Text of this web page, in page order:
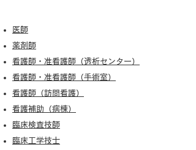
医師
​薬剤師
看護師・准看護師（透析センター）
看護師・准看護師（手術室）
看護師（訪問看護）
看護補助（病棟）
臨床検査技師
臨床工学技士